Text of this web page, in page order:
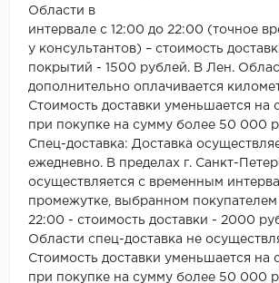
Области в
интервале с 12:00 до 22:00 (точное
у консультантов) – стоимость
покрытий - 1500 рублей. В Лен.
дополнительно оплачивается
Стоимость доставки уменьшается на
при покупке на сумму более 50 000
Спец-доставка: Доставка
ежедневно. В пределах г. Санкт-
осуществляется с временным
промежутке, выбранном покупателем
22:00 - стоимость доставки - 2000
Области спец-доставка не
Стоимость доставки уменьшается на
при покупке на сумму более 50 000